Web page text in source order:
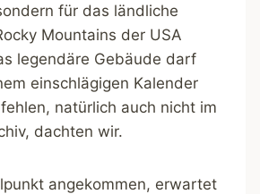
für das ländliche
Mountains der USA
legendäre Gebäude darf
einschlägigen Kalender
natürlich auch nicht im
dachten wir.
angekommen, erwartet